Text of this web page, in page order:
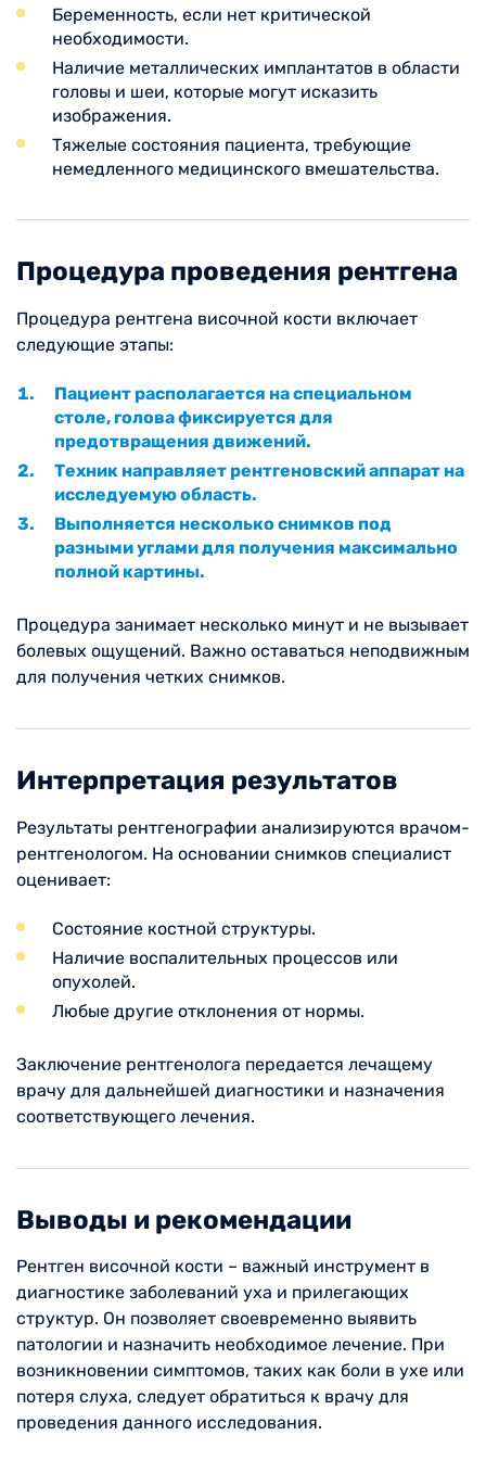
Беременность, если нет критической
необходимости.
Наличие металлических имплантатов в области
головы и шеи, которые могут исказить
изображения.
Тяжелые состояния пациента, требующие
немедленного медицинского вмешательства.
Процедура проведения рентгена
Процедура рентгена височной кости включает
следующие этапы:
Пациент располагается на специальном
столе, голова фиксируется для
предотвращения движений.
Техник направляет рентгеновский аппарат на
исследуемую область.
Выполняется несколько снимков под
разными углами для получения максимально
полной картины.
Процедура занимает несколько минут и не вызывает
болевых ощущений. Важно оставаться неподвижным
для получения четких снимков.
Интерпретация результатов
Результаты рентгенографии анализируются врачом-
рентгенологом. На основании снимков специалист
оценивает:
Состояние костной структуры.
Наличие воспалительных процессов или
опухолей.
Любые другие отклонения от нормы.
Заключение рентгенолога передается лечащему
врачу для дальнейшей диагностики и назначения
соответствующего лечения.
Выводы и рекомендации
Рентген височной кости – важный инструмент в
диагностике заболеваний уха и прилегающих
структур. Он позволяет своевременно выявить
патологии и назначить необходимое лечение. При
возникновении симптомов, таких как боли в ухе или
потеря слуха, следует обратиться к врачу для
проведения данного исследования.